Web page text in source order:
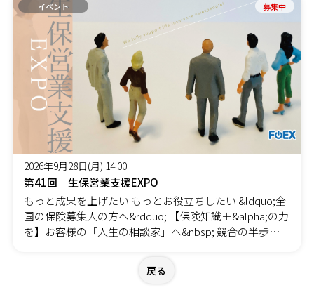
分）・終了～オリエンテーション
すが、今回は、全テーマ合同同時開催します。 ◇タイム
スケジュール ⌚14:00〜17:00 The Share（オンライ
ンEXPO） このイベント主催である『フラスコオンライ
ンEXPO（FOEX）』 その原点となったのが地域を越えて
人と人をつなぐ交流コミュニティ『オンラインほぼ県人
会』 この活動から発展する形でFOEXが生まれ両コミュ
ニティはしばらく並行して活動してきました その後、オ
ンラインほぼ県人会は約2年前に一度休止 そして今年―― イ
ベント名も新たに、心機一転リニューアルスタートしま
す &nbsp;こんな方におすすめ！・新しいビジネスのつ
ながりを作りたい・オンラインイベントや展示会に興味
がある・全国の起業家やクリエーターと出会いたい・FO
EXの雰囲気を見てみたい &nbsp; そんな方は、ぜひお気
軽にご参加ください！ 気になるブースを自由に回ること
ができます。 ▼イベント概要はコチラから！ 【出展者
イベント 募集中
2026年9月28日(月) 14:00
第41回 生保営業支援EXPO
もっと成果を上げたい もっとお役立ちしたい &ldquo;全
国の保険募集人の方へ&rdquo; 【保険知識＋&alpha;の力
を】お客様の「人生の相談家」へ&nbsp; 競合の半歩先
るのか？ それとも お客様から「あなたに相談したい」
戻る